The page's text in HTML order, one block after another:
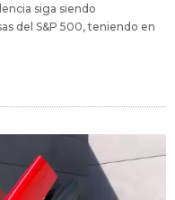
siga siendo
del S&P 500, teniendo en